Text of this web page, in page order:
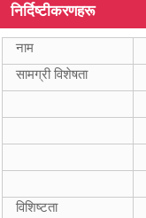
निर्दिष्टीकरणहरू
नाम
सामग्री विशेषता
विशिष्टता